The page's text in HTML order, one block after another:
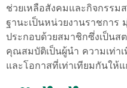
ช่วยเหลือสังคมและกิจกรร
ฐานะเป็นหน่วยงานราชการ
ประกอบด้วยสมาชิกซึ่งเป็นส
คุณสมบัติเป็นผู้นำ ความเท่า
และโอกาสที่เท่าเทียมกันให้